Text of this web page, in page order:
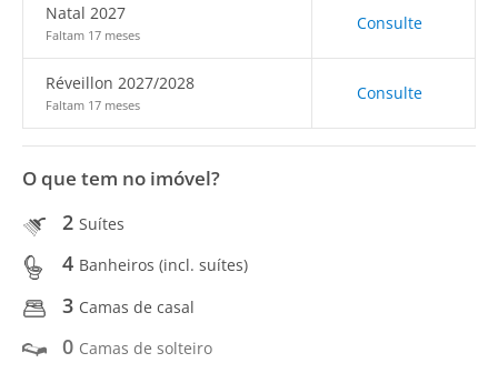
Natal 2027
Faltam 17 meses
Consulte
Réveillon 2027/2028
Faltam 17 meses
Consulte
O que tem no imóvel?
2 Suítes
4 Banheiros (incl. suítes)
3 Camas de casal
0 Camas de solteiro